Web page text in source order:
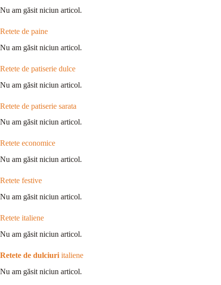
Nu am găsit niciun articol.
Retete de paine
Nu am găsit niciun articol.
Retete de patiserie dulce
Nu am găsit niciun articol.
Retete de patiserie sarata
Nu am găsit niciun articol.
Retete economice
Nu am găsit niciun articol.
Retete festive
Nu am găsit niciun articol.
Retete italiene
Nu am găsit niciun articol.
Retete de dulciuri italiene
Nu am găsit niciun articol.